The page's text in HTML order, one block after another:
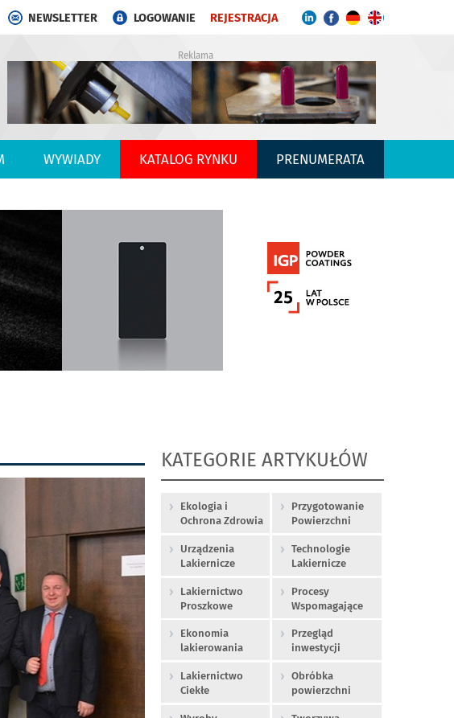
NEWSLETTER LOGOWANIE REJESTRACJA
Reklama
WYWIADY KATALOG RYNKU PRENUMERATA
KATEGORIE ARTYKUŁÓW
Ekologia i
Ochrona Zdrowia
Przygotowanie
Powierzchni
Urządzenia
Lakiernicze
Technologie
Lakiernicze
Lakiernictwo
Proszkowe
Procesy
Wspomagające
Ekonomia
lakierowania
Przegląd
inwestycji
Lakiernictwo
Ciekłe
Obróbka
powierzchni